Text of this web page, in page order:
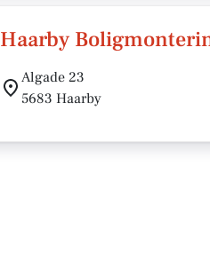
Haarby
Algade 23
5683 Haarby